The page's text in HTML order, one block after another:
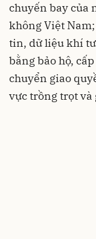
chuyến bay của
không Việt
tin, dữ liệu khí
bằng bảo hộ,
chuyển giao
vực trồng trọt và